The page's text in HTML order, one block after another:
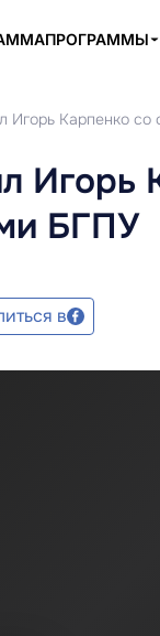
ПРОГРАММЫ
Игорь Карпенко
Игорь
БГПУ
в